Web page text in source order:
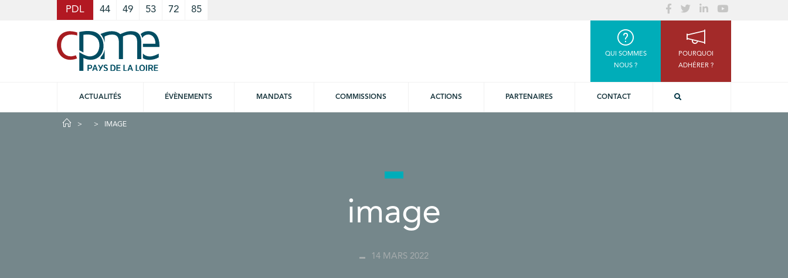
PDL 44 49 53 72 85
QUI SOMMES
NOUS ?
POURQUOI
ADHÉRER ?
ACTUALITÉS ÉVÈNEMENTS MANDATS COMMISSIONS ACTIONS PARTENAIRES CONTACT
IMAGE
image
14 MARS 2022
Cookies management panel